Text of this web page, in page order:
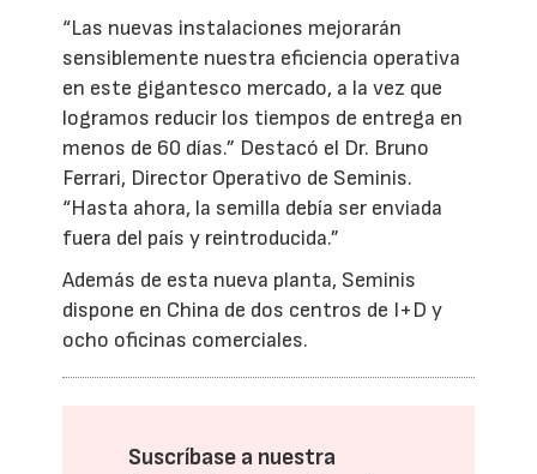
“Las nuevas instalaciones mejorarán
sensiblemente nuestra eficiencia operativa
en este gigantesco mercado, a la vez que
logramos reducir los tiempos de entrega en
menos de 60 días.” Destacó el Dr. Bruno
Ferrari, Director Operativo de Seminis.
“Hasta ahora, la semilla debía ser enviada
fuera del país y reintroducida.”
Además de esta nueva planta, Seminis
dispone en China de dos centros de I+D y
ocho oficinas comerciales.
Suscríbase a nuestra